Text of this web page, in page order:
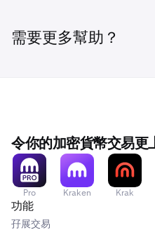
需要更多幫助？
令你的加密貨幣交易更
Pro Kraken Krak
功能
孖展交易